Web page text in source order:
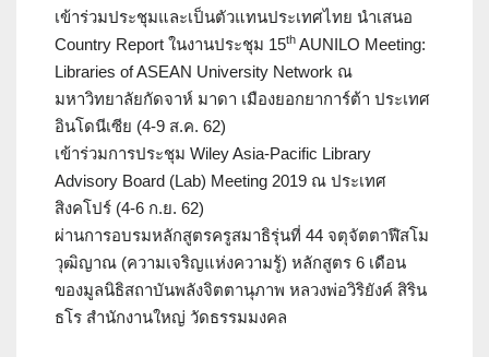
เข้าร่วมประชุมและเป็นตัวแทนประเทศไทย นำเสนอ
Country Report ในงานประชุม 15th AUNILO Meeting:
Libraries of ASEAN University Network ณ
มหาวิทยาลัยกัดจาห์ มาดา เมืองยอกยาการ์ต้า ประเทศ
อินโดนีเซีย (4-9 ส.ค. 62)
เข้าร่วมการประชุม Wiley Asia-Pacific Library
Advisory Board (Lab) Meeting 2019 ณ ประเทศ
สิงคโปร์ (4-6 ก.ย. 62)
ผ่านการอบรมหลักสูตรครูสมาธิรุ่นที่ 44 จตุจัตตาฬีสโม
วุฒิญาณ (ความเจริญแห่งความรู้) หลักสูตร 6 เดือน
ของมูลนิธิสถาบันพลังจิตตานุภาพ หลวงพ่อวิริยังค์ สิริน
ธโร สำนักงานใหญ่ วัดธรรมมงคล